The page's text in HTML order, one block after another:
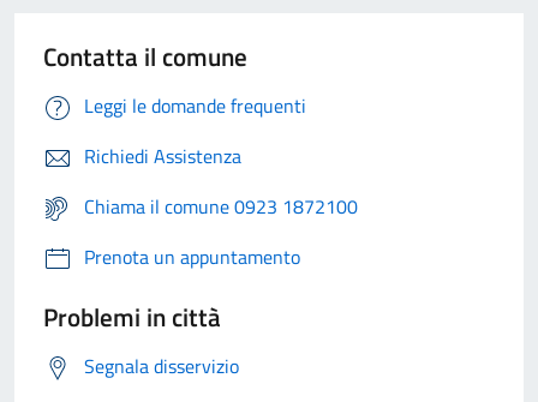
Contatta il comune
Leggi le domande frequenti
Richiedi Assistenza
Chiama il comune 0923 1872100
Prenota un appuntamento
Problemi in città
Segnala disservizio